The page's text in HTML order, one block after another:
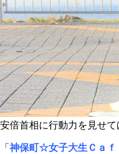
安倍首相に行動力を見せ
「 神保町☆女子大生Ｃａｆ